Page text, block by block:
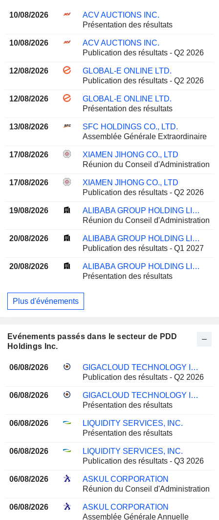
10/08/2026
ACV AUCTIONS INC.
Présentation des résultats
10/08/2026
ACV AUCTIONS INC.
Publication des résultats - Q2 2026
12/08/2026
GLOBAL-E ONLINE LTD.
Publication des résultats - Q2 2026
12/08/2026
GLOBAL-E ONLINE LTD.
Présentation des résultats
13/08/2026
SFC HOLDINGS CO., LTD.
Assemblée Générale Extraordinaire
17/08/2026
XIAMEN JIHONG CO., LTD
Réunion du Conseil d'Administration
17/08/2026
XIAMEN JIHONG CO., LTD
Publication des résultats - Q2 2026
19/08/2026
ALIBABA GROUP HOLDING LIMITED
Réunion du Conseil d'Administration
20/08/2026
ALIBABA GROUP HOLDING LIMITED
Publication des résultats - Q1 2027
20/08/2026
ALIBABA GROUP HOLDING LIMITED
Présentation des résultats
Plus d'événements
Evénements passés dans le secteur de PDD
Holdings Inc.
06/08/2026
GIGACLOUD TECHNOLOGY INC.
Publication des résultats - Q2 2026
06/08/2026
GIGACLOUD TECHNOLOGY INC.
Présentation des résultats
06/08/2026
LIQUIDITY SERVICES, INC.
Présentation des résultats
06/08/2026
LIQUIDITY SERVICES, INC.
Publication des résultats - Q3 2026
06/08/2026
ASKUL CORPORATION
Réunion du Conseil d'Administration
06/08/2026
ASKUL CORPORATION
Assemblée Générale Annuelle